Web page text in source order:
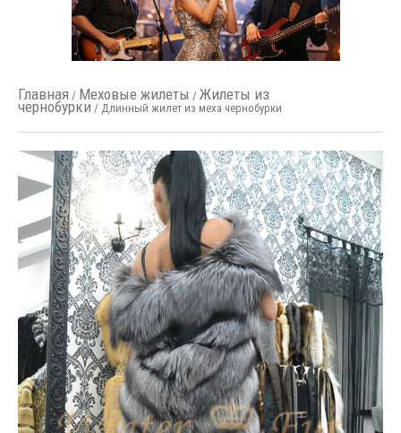
Главная / Меховые жилеты / Жилеты из
чернобурки / Длинный жилет из меха чернобурки